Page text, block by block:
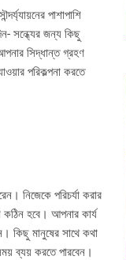
পাশাপাশি
সন্ধ্যের জন্য কিছু
সিদ্ধান্ত গ্রহণ
পরিকল্পনা করতে
নিজেকে পরিচর্যা করার
কঠিন হবে। আপনার কার্য
কিছু মানুষের সাথে কথা
ব্যয় করতে পারবেন।